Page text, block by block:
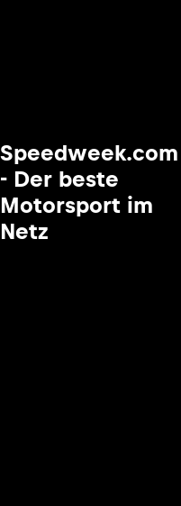
Speedweek.com
- Der beste
Motorsport im
Netz